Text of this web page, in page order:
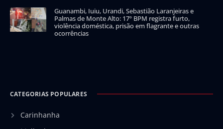
Guanambi, Iuiu, Urandi, Sebastião Laranjeiras e
Palmas de Monte Alto: 17º BPM registra furto,
violência doméstica, prisão em flagrante e outras
ocorrências
CATEGORIAS POPULARES
Carinhanha